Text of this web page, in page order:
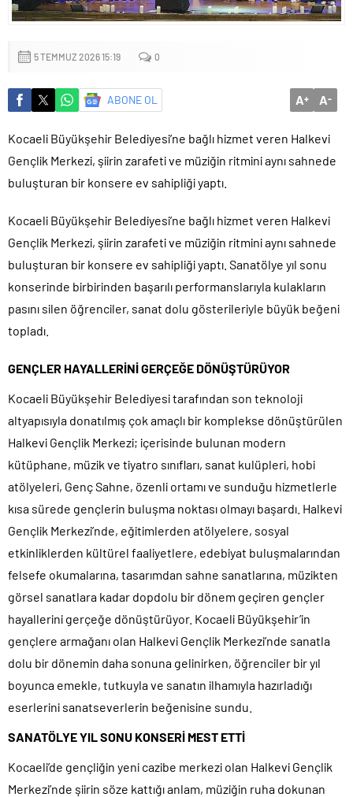
Küçük işletmeler büyük siber risklerle karşı karşıya
5 TEMMUZ 2026 15:19 0
ABONE OL A+ A-
Kocaeli Büyükşehir Belediyesi’ne bağlı hizmet veren Halkevi
Gençlik Merkezi, şiirin zarafeti ve müziğin ritmini aynı sahnede
buluşturan bir konsere ev sahipliği yaptı.
Kocaeli Büyükşehir Belediyesi’ne bağlı hizmet veren Halkevi
Gençlik Merkezi, şiirin zarafeti ve müziğin ritmini aynı sahnede
buluşturan bir konsere ev sahipliği yaptı. Sanatölye yıl sonu
konserinde birbirinden başarılı performanslarıyla kulakların
pasını silen öğrenciler, sanat dolu gösterileriyle büyük beğeni
topladı.
GENÇLER HAYALLERİNİ GERÇEĞE DÖNÜŞTÜRÜYOR
Kocaeli Büyükşehir Belediyesi tarafından son teknoloji
altyapısıyla donatılmış çok amaçlı bir komplekse dönüştürülen
Halkevi Gençlik Merkezi; içerisinde bulunan modern
kütüphane, müzik ve tiyatro sınıfları, sanat kulüpleri, hobi
atölyeleri, Genç Sahne, özenli ortamı ve sunduğu hizmetlerle
kısa sürede gençlerin buluşma noktası olmayı başardı. Halkevi
Gençlik Merkezi’nde, eğitimlerden atölyelere, sosyal
etkinliklerden kültürel faaliyetlere, edebiyat buluşmalarından
felsefe okumalarına, tasarımdan sahne sanatlarına, müzikten
görsel sanatlara kadar dopdolu bir dönem geçiren gençler
hayallerini gerçeğe dönüştürüyor. Kocaeli Büyükşehir’in
gençlere armağanı olan Halkevi Gençlik Merkezi’nde sanatla
dolu bir dönemin daha sonuna gelinirken, öğrenciler bir yıl
boyunca emekle, tutkuyla ve sanatın ilhamıyla hazırladığı
eserlerini sanatseverlerin beğenisine sundu.
SANATÖLYE YIL SONU KONSERİ MEST ETTİ
Kocaeli’de gençliğin yeni cazibe merkezi olan Halkevi Gençlik
Merkezi’nde şiirin söze kattığı anlam, müziğin ruha dokunan